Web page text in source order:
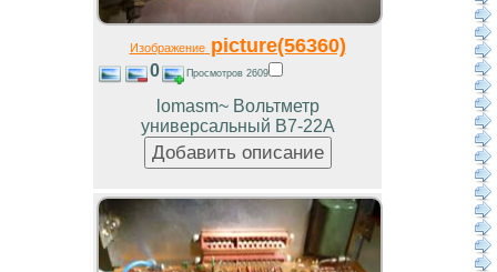
Изображениеpicture(56360)
0 Просмотров 2609
lomasm~ Вольтметр
универсальный В7-22А